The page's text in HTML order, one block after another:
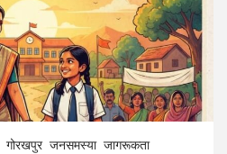
गोरखपुर जनसमस्या जागरूकता